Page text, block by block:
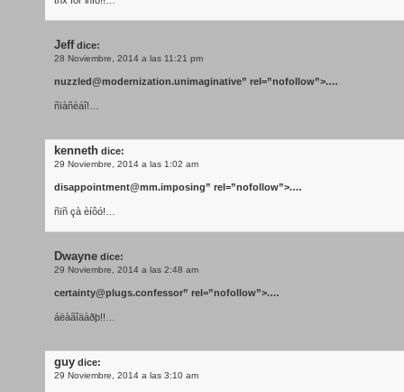
Jeffdice:
28 Noviembre, 2014 a las 11:21 pm
nuzzled@modernization.unimaginative” rel=”nofollow”>.…
ñïàñèáî!…
kenneth dice:
29 Noviembre, 2014 a las 1:02 am
disappointment@mm.imposing” rel=”nofollow”>.…
ñïñ çà èíôó!…
Dwayne dice:
29 Noviembre, 2014 a las 2:48 am
certainty@plugs.confessor” rel=”nofollow”>.…
áëàãîäàðþ!!…
guy dice:
29 Noviembre, 2014 a las 3:10 am